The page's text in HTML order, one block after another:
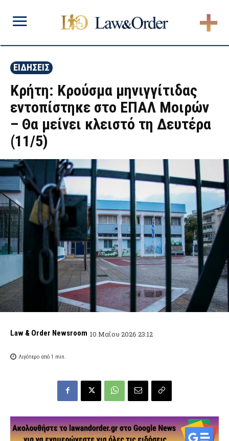
ΕΙΔΗΣΕΙΣ
Κρήτη: Κρούσμα μηνιγγίτιδας
εντοπίστηκε στο ΕΠΑΛ Μοιρών
– Θα μείνει κλειστό τη Δευτέρα
(11/5)
Law & Order Newsroom 10 Μαΐου 2026 23:12
Λιγότερο από 1 min.